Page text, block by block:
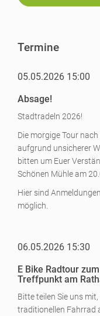
Termine
05.05.2026 15:00
Absage!
Stadtradeln 2026!
Die morgige Tour
aufgrund unsicherer
bitten um Euer
Schönen Mühle am
Hier sind
möglich.
06.05.2026 15:30
E Bike Radtour
Treffpunkt am
Bitte teilen Sie uns
traditionellen Fahrrad